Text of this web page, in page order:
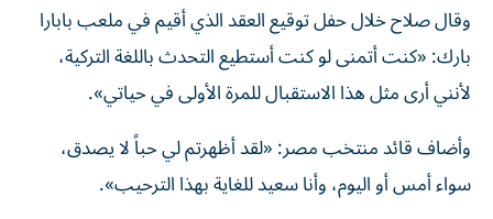
وقال صلاح خلال حفل توقيع العقد الذي أقيم في ملعب بابارا
بارك: «كنت أتمنى لو كنت أستطيع التحدث باللغة التركية،
لأنني أرى مثل هذا الاستقبال للمرة الأولى في حياتي».
وأضاف قائد منتخب مصر: «لقد أظهرتم لي حباً لا يصدق،
سواء أمس أو اليوم، وأنا سعيد للغاية بهذا الترحيب».